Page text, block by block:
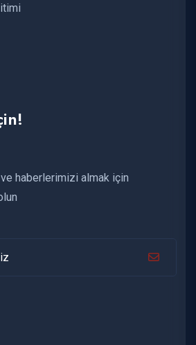
haberlerimizi almak için